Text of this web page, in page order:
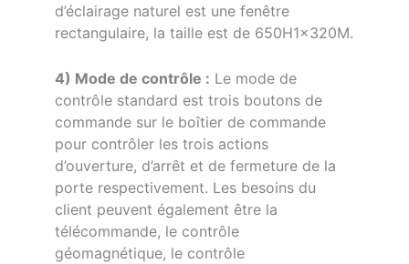
d’éclairage naturel est une fenêtre
rectangulaire, la taille est de 650H1×320M.
4) Mode de contrôle : Le mode de
contrôle standard est trois boutons de
commande sur le boîtier de commande
pour contrôler les trois actions
d’ouverture, d’arrêt et de fermeture de la
porte respectivement. Les besoins du
client peuvent également être la
télécommande, le contrôle
géomagnétique, le contrôle